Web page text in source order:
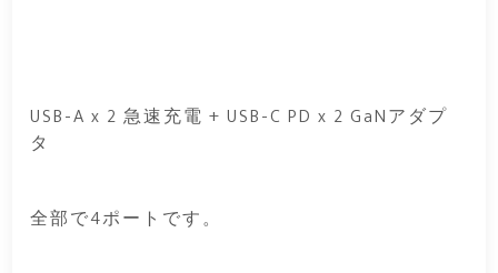
USB-A x 2 急速充電 + USB-C PD x 2 GaNアダプ
タ
全部で4ポートです。